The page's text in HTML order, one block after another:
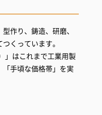
作り、鋳造、研磨、
くっています。
」はこれまで工業用製
手頃な価格帯」を実